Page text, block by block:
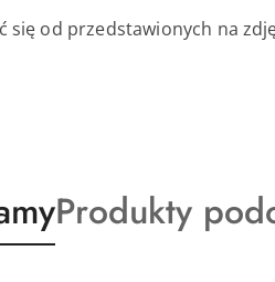
od przedstawionych na
Produkty
o
Produkty